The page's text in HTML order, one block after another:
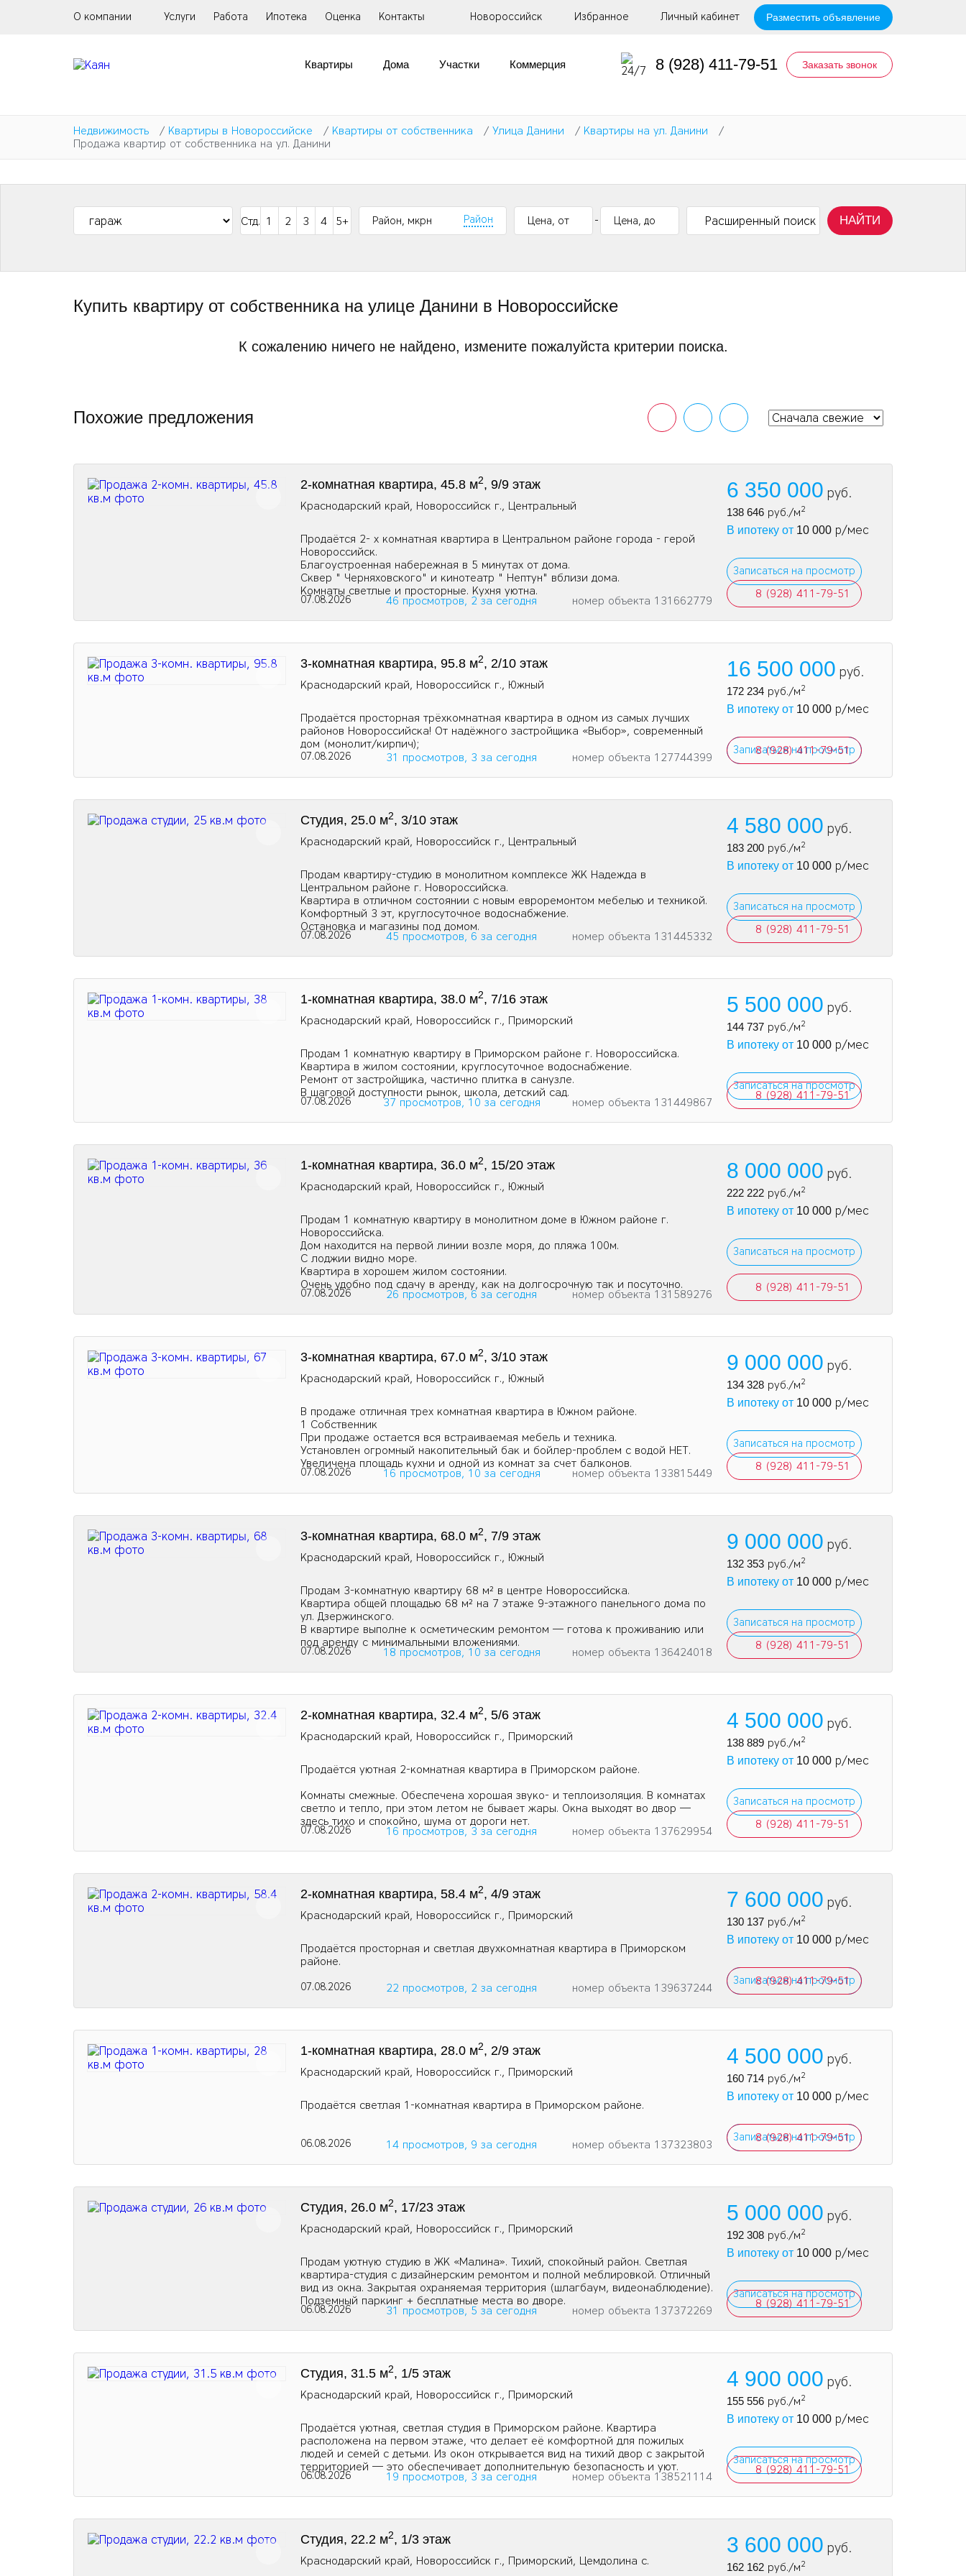
О компании Услуги Работа Ипотека Оценка Контакты Новороссийск Избранное Личный кабинет Разместить объявление
Квартиры Дома Участки Коммерция 8 (928) 411-79-51 Заказать звонок
Недвижимость / Квартиры в Новороссийске / Квартиры от собственника / Улица Данини / Квартиры на ул. Данини
/
Продажа квартир от собственника на ул. Данини
Стд. 1 2 3 4 5+ Район - Расширенный поиск НАЙТИ
Купить квартиру от собственника на улице Данини в Новороссийске
К сожалению ничего не найдено, измените пожалуйста критерии поиска.
Похожие предложения
2-комнатная квартира, 45.8 м2, 9/9 этаж
Краснодарский край, Новороссийск г., Центральный
Продаётся 2- х комнатная квартира в Центральном районе города - герой
Новороссийск.
Благоустроенная набережная в 5 минутах от дома.
Сквер " Черняховского" и кинотеатр " Нептун" вблизи дома.
Комнаты светлые и просторные. Кухня уютна.
07.08.2026 46 просмотров, 2 за сегодня номер объекта 131662779
6 350 000 руб.
138 646 руб./м2
В ипотеку от 10 000 р/мес
Записаться на просмотр
8 (928) 411-79-51
3-комнатная квартира, 95.8 м2, 2/10 этаж
Краснодарский край, Новороссийск г., Южный
Продаётся просторная трёхкомнатная квартира в одном из самых лучших
районов Новороссийска! От надёжного застройщика «Выбор», современный
дом (монолит/кирпич);
07.08.2026 31 просмотров, 3 за сегодня номер объекта 127744399
16 500 000 руб.
172 234 руб./м2
В ипотеку от 10 000 р/мес
Записаться на просмотр
8 (928) 411-79-51
Студия, 25.0 м2, 3/10 этаж
Краснодарский край, Новороссийск г., Центральный
Продам квартиру-студию в монолитном комплексе ЖК Надежда в
Центральном районе г. Новороссийска.
Квартира в отличном состоянии с новым евроремонтом мебелью и техникой.
Комфортный 3 эт, круглосуточное водоснабжение.
Остановка и магазины под домом.
07.08.2026 45 просмотров, 6 за сегодня номер объекта 131445332
4 580 000 руб.
183 200 руб./м2
В ипотеку от 10 000 р/мес
Записаться на просмотр
8 (928) 411-79-51
1-комнатная квартира, 38.0 м2, 7/16 этаж
Краснодарский край, Новороссийск г., Приморский
Продам 1 комнатную квартиру в Приморском районе г. Новороссийска.
Квартира в жилом состоянии, круглосуточное водоснабжение.
Ремонт от застройщика, частично плитка в санузле.
В шаговой доступности рынок, школа, детский сад.
07.08.2026 37 просмотров, 10 за сегодня номер объекта 131449867
5 500 000 руб.
144 737 руб./м2
В ипотеку от 10 000 р/мес
Записаться на просмотр
8 (928) 411-79-51
1-комнатная квартира, 36.0 м2, 15/20 этаж
Краснодарский край, Новороссийск г., Южный
Продам 1 комнатную квартиру в монолитном доме в Южном районе г.
Новороссийска.
Дом находится на первой линии возле моря, до пляжа 100м.
С лоджии видно море.
Квартира в хорошем жилом состоянии.
Очень удобно под сдачу в аренду, как на долгосрочную так и посуточно.
07.08.2026 26 просмотров, 6 за сегодня номер объекта 131589276
8 000 000 руб.
222 222 руб./м2
В ипотеку от 10 000 р/мес
Записаться на просмотр
8 (928) 411-79-51
3-комнатная квартира, 67.0 м2, 3/10 этаж
Краснодарский край, Новороссийск г., Южный
В продаже отличная трех комнатная квартира в Южном районе.
1 Собственник
При продаже остается вся встраиваемая мебель и техника.
Установлен огромный накопительный бак и бойлер-проблем с водой НЕТ.
Увеличена площадь кухни и одной из комнат за счет балконов.
07.08.2026 16 просмотров, 10 за сегодня номер объекта 133815449
9 000 000 руб.
134 328 руб./м2
В ипотеку от 10 000 р/мес
Записаться на просмотр
8 (928) 411-79-51
3-комнатная квартира, 68.0 м2, 7/9 этаж
Краснодарский край, Новороссийск г., Южный
Продам 3-комнатную квартиру 68 м² в центре Новороссийска.
Квартира общей площадью 68 м² на 7 этаже 9-этажного панельного дома по
ул. Дзержинского.
В квартире выполне к осметическим ремонтом — готова к проживанию или
под аренду с минимальными вложениями.
07.08.2026 18 просмотров, 10 за сегодня номер объекта 136424018
9 000 000 руб.
132 353 руб./м2
В ипотеку от 10 000 р/мес
Записаться на просмотр
8 (928) 411-79-51
2-комнатная квартира, 32.4 м2, 5/6 этаж
Краснодарский край, Новороссийск г., Приморский
Продаётся уютная 2-комнатная квартира в Приморском районе.
Комнаты смежные. Обеспечена хорошая звуко- и теплоизоляция. В комнатах
светло и тепло, при этом летом не бывает жары. Окна выходят во двор —
здесь тихо и спокойно, шума от дороги нет.
07.08.2026 16 просмотров, 3 за сегодня номер объекта 137629954
4 500 000 руб.
138 889 руб./м2
В ипотеку от 10 000 р/мес
Записаться на просмотр
8 (928) 411-79-51
2-комнатная квартира, 58.4 м2, 4/9 этаж
Краснодарский край, Новороссийск г., Приморский
Продаётся просторная и светлая двухкомнатная квартира в Приморском
районе.
07.08.2026 22 просмотров, 2 за сегодня номер объекта 139637244
7 600 000 руб.
130 137 руб./м2
В ипотеку от 10 000 р/мес
Записаться на просмотр
8 (928) 411-79-51
1-комнатная квартира, 28.0 м2, 2/9 этаж
Краснодарский край, Новороссийск г., Приморский
Продаётся светлая 1-комнатная квартира в Приморском районе.
06.08.2026 14 просмотров, 9 за сегодня номер объекта 137323803
4 500 000 руб.
160 714 руб./м2
В ипотеку от 10 000 р/мес
Записаться на просмотр
8 (928) 411-79-51
Студия, 26.0 м2, 17/23 этаж
Краснодарский край, Новороссийск г., Приморский
Продам уютную студию в ЖК «Малина». Тихий, спокойный район. Светлая
квартира-студия с дизайнерским ремонтом и полной меблировкой. Отличный
вид из окна. Закрытая охраняемая территория (шлагбаум, видеонаблюдение).
Подземный паркинг + бесплатные места во дворе.
06.08.2026 31 просмотров, 5 за сегодня номер объекта 137372269
5 000 000 руб.
192 308 руб./м2
В ипотеку от 10 000 р/мес
Записаться на просмотр
8 (928) 411-79-51
Студия, 31.5 м2, 1/5 этаж
Краснодарский край, Новороссийск г., Приморский
Продаётся уютная, светлая студия в Приморском районе. Квартира
расположена на первом этаже, что делает её комфортной для пожилых
людей и семей с детьми. Из окон открывается вид на тихий двор с закрытой
территорией — это обеспечивает дополнительную безопасность и уют.
06.08.2026 19 просмотров, 3 за сегодня номер объекта 138521114
4 900 000 руб.
155 556 руб./м2
В ипотеку от 10 000 р/мес
Записаться на просмотр
8 (928) 411-79-51
Студия, 22.2 м2, 1/3 этаж
Краснодарский край, Новороссийск г., Приморский, Цемдолина с.
3 600 000 руб.
162 162 руб./м2